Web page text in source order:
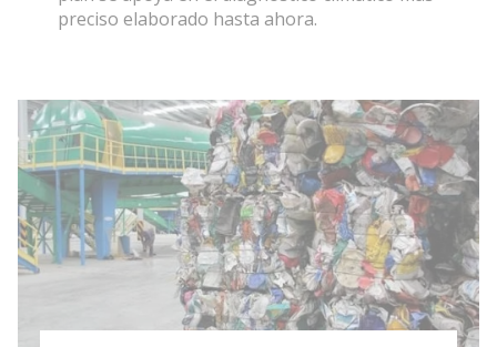
preciso elaborado hasta ahora.